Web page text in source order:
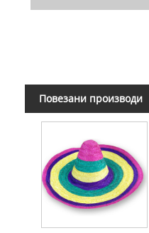
Повезани производи